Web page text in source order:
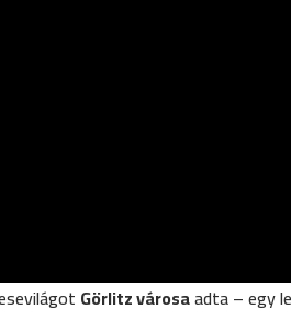
Görlitz városaadta – egy